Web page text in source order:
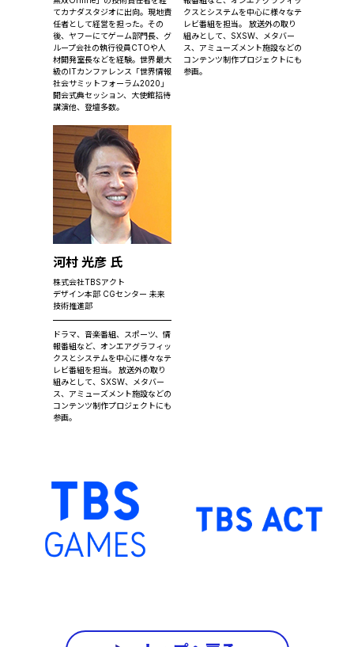
てカナダスタジオに出向。現地責
任者として経営を担った。その
後、ヤフーにてゲーム部門長、グ
ループ会社の執行役員CTOや人
材開発室長などを経験。世界最大
級のITカンファレンス「世界情報
社会サミットフォーラム2020」
開会式典セッション、大使館招待
講演他、登壇多数。
クスとシステムを中心に様々なテ
レビ番組を担当。 放送外の取り
組みとして、SXSW、メタバー
ス、アミューズメント施設などの
コンテンツ制作プロジェクトにも
参画。
河村 光彦 氏
株式会社TBSアクト
デザイン本部 CGセンター 未来
技術推進部
ドラマ、音楽番組、スポーツ、情
報番組など、オンエアグラフィッ
クスとシステムを中心に様々なテ
レビ番組を担当。 放送外の取り
組みとして、SXSW、メタバー
ス、アミューズメント施設などの
コンテンツ制作プロジェクトにも
参画。